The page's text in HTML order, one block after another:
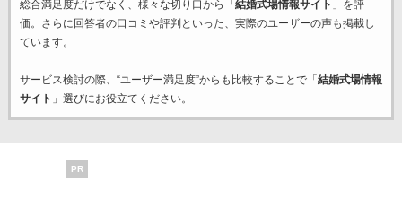
総合満足度だけでなく、様々な切り口から「 結婚式場情報サイト 」を評
価。さらに回答者の口コミや評判といった、実際のユーザーの声も掲載し
ています。
サービス検討の際、“ユーザー満足度”からも比較することで「 結婚式場情報
サイト 」選びにお役立てください。
PR